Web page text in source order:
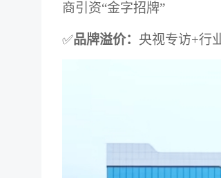
商引资“金字招牌”
✅品牌溢价： 央视专访+行